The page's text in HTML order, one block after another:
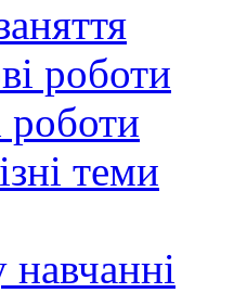
роботи
роботи
теми